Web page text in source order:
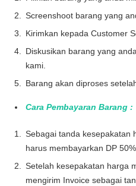
Screenshoot barang yang
Kirimkan kepada Customer
Diskusikan barang yang
kami.
Barang akan diproses
Cara Pembayaran Barang :
Sebagai tanda kesepakatan
harus membayarkan DP
Setelah kesepakatan harga
mengirim Invoice sebagai